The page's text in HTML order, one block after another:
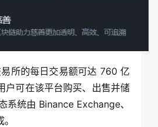
所的每日交易额可达 760 亿
户可在该平台购买、出售并储
统由 Binance Exchange、